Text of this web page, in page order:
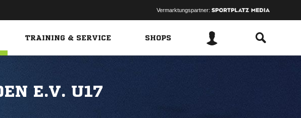
Vermarktungspartner:
TRAINING & SERVICE SHOPS
E.V. U17